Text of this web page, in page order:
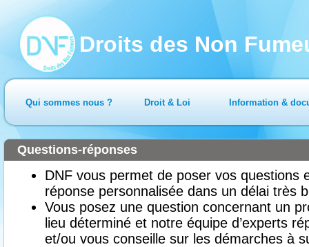
Droits des Non
Qui sommes nous ? Droit & Loi Information &
DNF vous permet de poser vos questions
réponse personnalisée dans un délai très
Vous posez une question concernant un
lieu déterminé et notre équipe d’experts
et/ou vous conseille sur les démarches à
Questions-réponses